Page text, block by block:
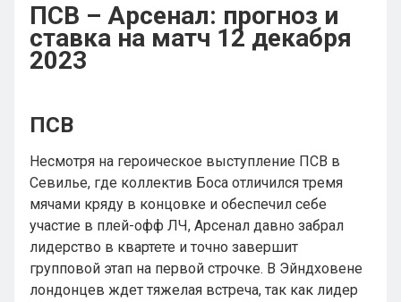
ПСВ – Арсенал: прогноз и
ставка на матч 12 декабря
2023
ПСВ
Несмотря на героическое выступление ПСВ в
Севилье, где коллектив Боса отличился тремя
мячами кряду в концовке и обеспечил себе
участие в плей-офф ЛЧ, Арсенал давно забрал
лидерство в квартете и точно завершит
групповой этап на первой строчке. В Эйндховене
лондонцев ждет тяжелая встреча, так как лидер